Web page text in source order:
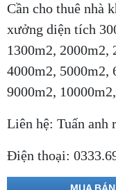
Cần cho thuê nhà
xưởng diện tích
1300m2, 2000m2,
4000m2, 5000m2,
9000m2,
Liên hệ: Tuấn anh
Điện thoại: